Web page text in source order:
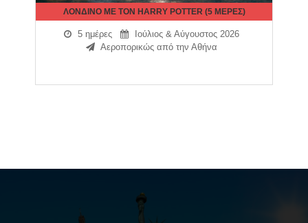
ΛΟΝΔΙΝΟ ΜΕ ΤΟΝ HARRY POTTER (5 ΜΕΡΕΣ)
5 ημέρες
Ιούλιος & Αύγουστος 2026
Αεροπορικώς από την Αθήνα